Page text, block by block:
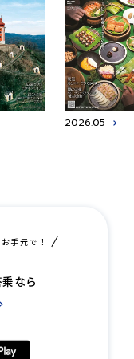
2026.05
手元で！
なら